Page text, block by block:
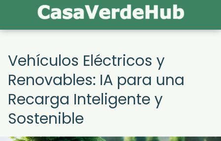
Vehículos Eléctricos y
Renovables: IA para una
Recarga Inteligente y
Sostenible